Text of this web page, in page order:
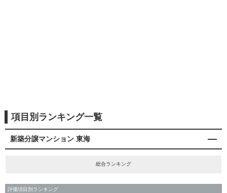
項目別ランキング一覧
新築分譲マンション 東海
総合ランキング
評価項目別ランキング